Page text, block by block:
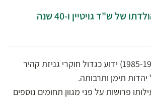
לציון 125 שנים להולדתו של ש"ד גויטיין ו-40 שנה
שלמה דב גויטיין (1985-1900) ידוע כגדול חוקרי גניזת קהיר
תימן ותרבותה.
פרושות על פני מגוון תחומים נוספים